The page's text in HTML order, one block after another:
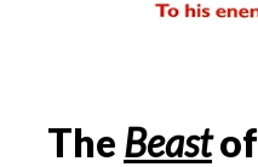
The Beastof